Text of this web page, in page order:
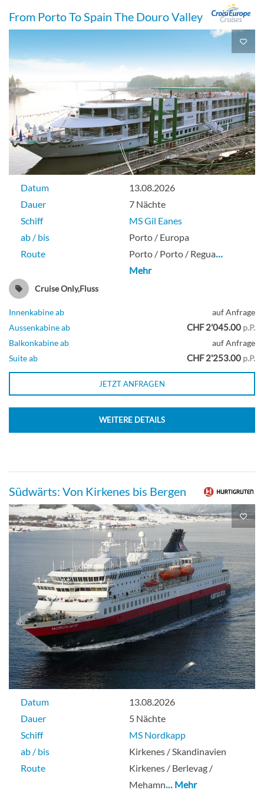
From Porto To Spain The Douro Valley
Datum
13.08.2026
Dauer
7 Nächte
Schiff
MS Gil Eanes
ab / bis
Porto / Europa
Route
Porto / Porto / Regua…
Mehr
Cruise Only,Fluss
Innenkabine ab
auf Anfrage
Aussenkabine ab
CHF 2'045.00 p.P.
Balkonkabine ab
auf Anfrage
Suite ab
CHF 2'253.00 p.P.
JETZT ANFRAGEN
WEITERE DETAILS
Südwärts: Von Kirkenes bis Bergen
Datum
13.08.2026
Dauer
5 Nächte
Schiff
MS Nordkapp
ab / bis
Kirkenes / Skandinavien
Route
Kirkenes / Berlevag /
Mehamn… Mehr